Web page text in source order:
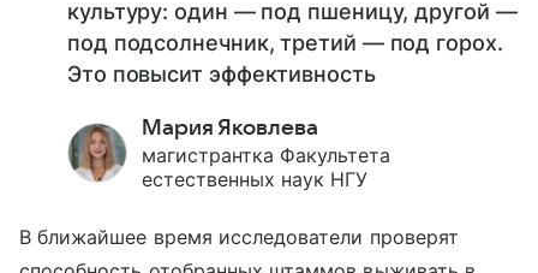
культуру: один — под пшеницу, другой —
под подсолнечник, третий — под горох.
Это повысит эффективность
Мария Яковлева
магистрантка Факультета
естественных наук НГУ
В ближайшее время исследователи проверят